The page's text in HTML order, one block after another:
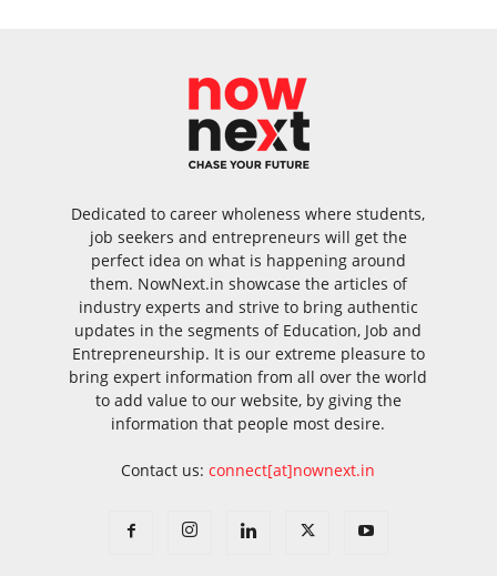
Dedicated to career wholeness where students,
job seekers and entrepreneurs will get the
perfect idea on what is happening around
them. NowNext.in showcase the articles of
industry experts and strive to bring authentic
updates in the segments of Education, Job and
Entrepreneurship. It is our extreme pleasure to
bring expert information from all over the world
to add value to our website, by giving the
information that people most desire.
Contact us:connect[at]nownext.in